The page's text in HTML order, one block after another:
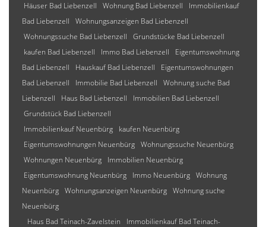
Häuser Bad Liebenzell
Wohnung Bad Liebenzell
Immobilienkauf
Bad Liebenzell
Wohnungsanzeigen Bad Liebenzell
Wohnungssuche Bad Liebenzell
Grundstücke Bad Liebenzell
kaufen Bad Liebenzell
Immo Bad Liebenzell
Eigentumswohnung
Bad Liebenzell
Hauskauf Bad Liebenzell
Eigentumswohnungen
Bad Liebenzell
Immobilie Bad Liebenzell
Wohnung suche Bad
Liebenzell
Haus Bad Liebenzell
Immobilien Bad Liebenzell
Grundstück Bad Liebenzell
Immobilienkauf Neuenbürg
kaufen Neuenbürg
Eigentumswohnungen Neuenbürg Wohnungssuche Neuenbürg
Wohnungen Neuenbürg
Immobilien Neuenbürg
Eigentumswohnung Neuenbürg
Immo Neuenbürg Wohnung
Neuenbürg Wohnungsanzeigen Neuenbürg Wohnung suche
Neuenbürg
Haus Bad Teinach-Zavelstein
Immobilienkauf Bad Teinach-